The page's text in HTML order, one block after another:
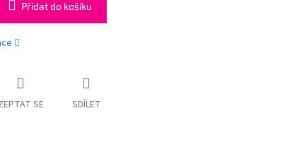
Přidat do košíku
SE SDÍLET